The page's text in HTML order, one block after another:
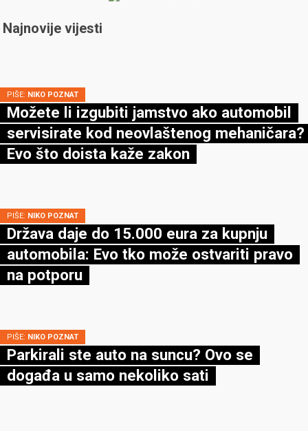
Najnovije vijesti
PIŠE: NIKO POZNAT
Možete li izgubiti jamstvo ako automobil
servisirate kod neovlaštenog mehaničara?
Evo što doista kaže zakon
PIŠE: NIKO POZNAT
Država daje do 15.000 eura za kupnju
automobila: Evo tko može ostvariti pravo
na potporu
PIŠE: NIKO POZNAT
Parkirali ste auto na suncu? Ovo se
događa u samo nekoliko sati